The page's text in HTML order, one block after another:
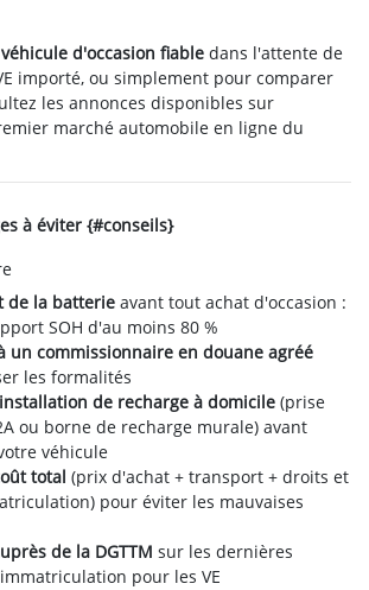
véhicule d'occasion fiable dans l'attente de
importé, ou simplement pour comparer
les annonces disponibles sur
marché automobile en ligne du
à éviter {#conseils}
de la batterie avant tout achat d'occasion :
SOH d'au moins 80 %
un commissionnaire en douane agréé
les formalités
de recharge à domicile (prise
ou borne de recharge murale) avant
véhicule
total (prix d'achat + transport + droits et
pour éviter les mauvaises
de la DGTTM sur les dernières
pour les VE